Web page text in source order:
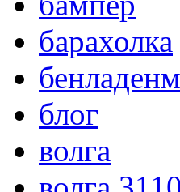
барахолка
блог
волга